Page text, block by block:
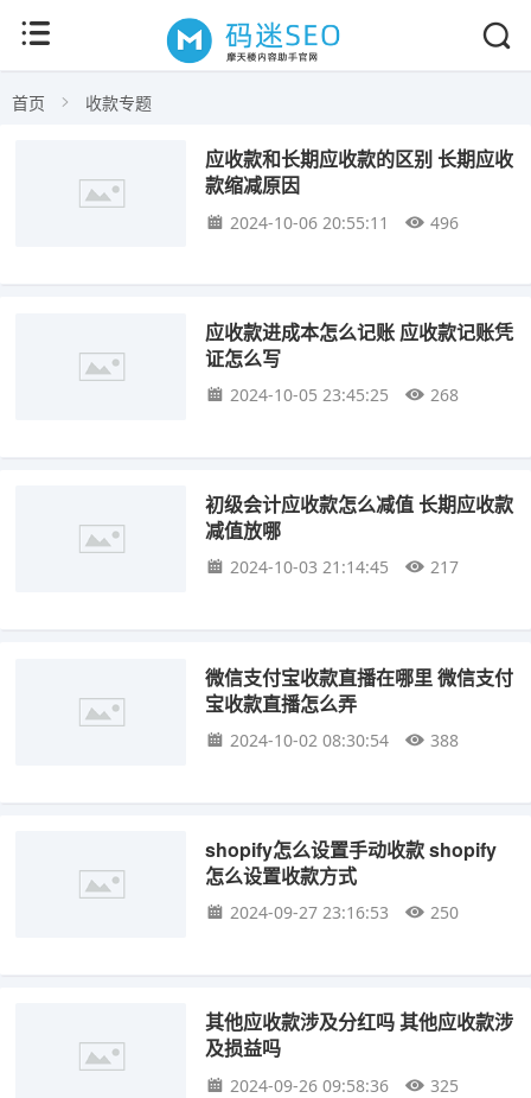
首页 收款专题
应收款和长期应收款的区别 长期应收
款缩减原因
2024-10-06 20:55:11 496
应收款进成本怎么记账 应收款记账凭
证怎么写
2024-10-05 23:45:25 268
初级会计应收款怎么减值 长期应收款
减值放哪
2024-10-03 21:14:45 217
微信支付宝收款直播在哪里 微信支付
宝收款直播怎么弄
2024-10-02 08:30:54 388
shopify怎么设置手动收款 shopify
怎么设置收款方式
2024-09-27 23:16:53 250
其他应收款涉及分红吗 其他应收款涉
及损益吗
2024-09-26 09:58:36 325